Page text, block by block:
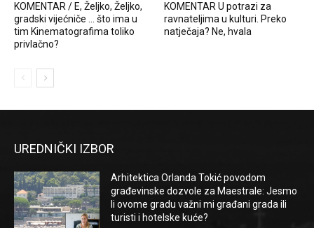
KOMENTAR / E, Željko, Željko,
gradski vijećniče … što ima u
tim Kinematografima toliko
privlačno?
KOMENTAR U potrazi za
ravnateljima u kulturi. Preko
natječaja? Ne, hvala
UREDNIČKI IZBOR
Arhitektica Orlanda Tokić povodom
građevinske dozvole za Maestrale: Jesmo
li ovome gradu važni mi građani grada ili
turisti i hotelske kuće?